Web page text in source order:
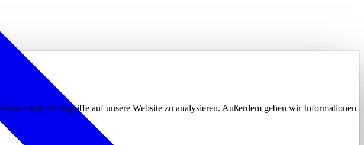
und die Zugriffe auf unsere Website zu analysieren. Außerdem geben wir Informationen